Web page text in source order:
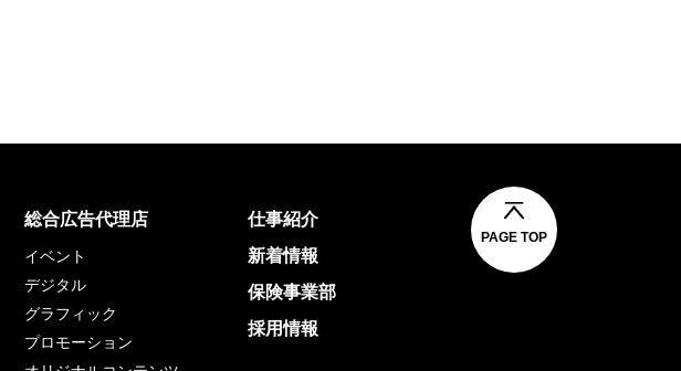
PAGE TOP
総合広告代理店
イベント
デジタル
グラフィック
プロモーション
仕事紹介
新着情報
保険事業部
採用情報